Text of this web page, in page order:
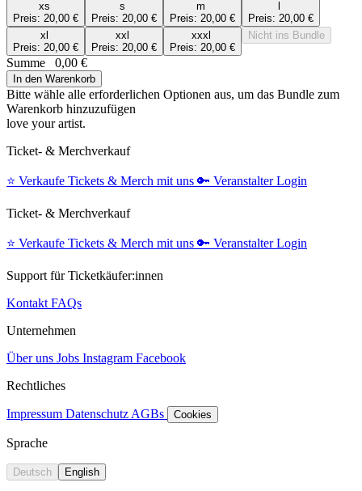
xs
Preis: 20,00 €
s
Preis: 20,00 €
m
Preis: 20,00 €
Preis: 20,00 €
xl
Preis: 20,00 €
xxl
Preis: 20,00 €
xxxl
Preis: 20,00 €
Nicht ins Bundle
Summe 0,00 €
In den Warenkorb
Bitte wähle alle erforderlichen Optionen aus, um das Bundle zum
Warenkorb hinzuzufügen
love your artist.
Ticket- & Merchverkauf
⭐️ Verkaufe Tickets & Merch mit uns 🔑 Veranstalter Login
Ticket- & Merchverkauf
⭐️ Verkaufe Tickets & Merch mit uns 🔑 Veranstalter Login
Support für Ticketkäufer:innen
Kontakt FAQs
Unternehmen
Über uns Jobs Instagram Facebook
Rechtliches
Impressum Datenschutz AGBs Cookies
Sprache
Deutsch English